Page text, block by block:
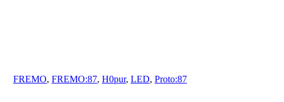
FREMO, FREMO:87, H0pur, LED, Proto:87